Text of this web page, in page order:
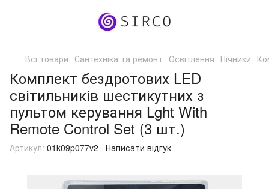
Всі товари Сантехніка та ремонт Освітлення Нічники
Комплект бездротових LED
світильників шестикутних з
пультом керування Lght With
Remote Control Set (3 шт.)
Артикул: 01k09p077v2 Написати відгук